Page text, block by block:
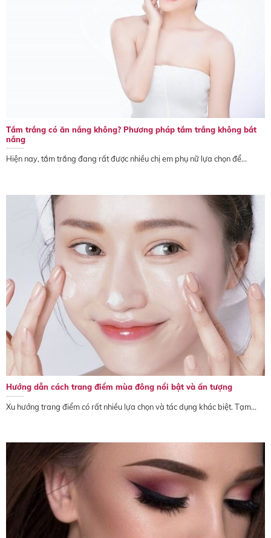
Tắm trắng có ăn nắng không? Phương pháp tắm trắng không bắt
nắng
Hiện nay, tắm trắng đang rất được nhiều chị em phụ nữ lựa chọn để...
Hướng dẫn cách trang điểm mùa đông nổi bật và ấn tượng
Xu hướng trang điểm có rất nhiều lựa chọn và tác dụng khác biệt. Tạm...